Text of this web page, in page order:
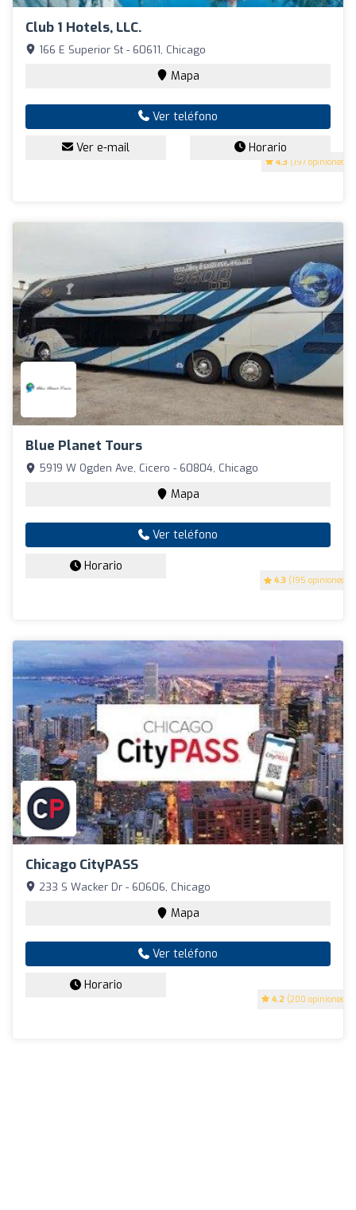
Club 1 Hotels, LLC.
4.3 (197 opiniones)
166 E Superior St - 60611, Chicago
Mapa
Ver teléfono
Ver e-mail Horario
Blue Planet Tours
4.3 (195 opiniones)
5919 W Ogden Ave, Cicero - 60804, Chicago
Mapa
Ver teléfono
Horario
Chicago CityPASS
4.2 (200 opiniones)
233 S Wacker Dr - 60606, Chicago
Mapa
Ver teléfono
Horario